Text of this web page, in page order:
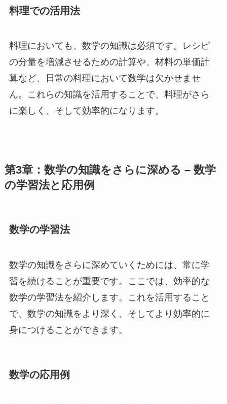
料理での活用法
料理においても、数学の知識は必須です。レシピ
の分量を増減させるための計算や、材料の単価計
算など、日常の料理において数学は欠かせませ
ん。これらの知識を活用することで、料理がさら
に楽しく、そして効率的になります。
第3章：数学の知識をさらに深める – 数学
の学習法と応用例
数学の学習法
数学の知識をさらに深めていくためには、常に学
習を続けることが重要です。ここでは、効率的な
数学の学習法を紹介します。これを活用すること
で、数学の知識をより深く、そしてより効率的に
身につけることができます。
数学の応用例